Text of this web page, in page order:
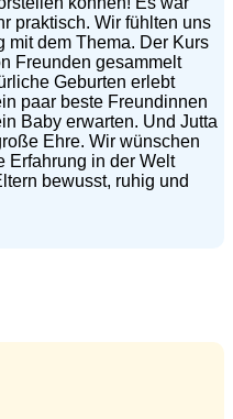
praktisch. Wir fühlten uns
mit dem Thema. Der Kurs
Freunden gesammelt
Geburten erlebt
paar beste Freundinnen
Baby erwarten. Und Jutta
Ehre. Wir wünschen
Erfahrung in der Welt
bewusst, ruhig und